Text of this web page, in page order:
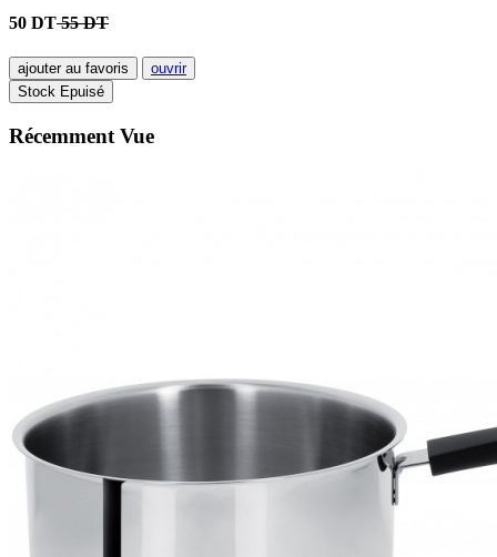
50 DT55 DT
ajouter au favoris
ouvrir
Stock Epuisé
Récemment Vue